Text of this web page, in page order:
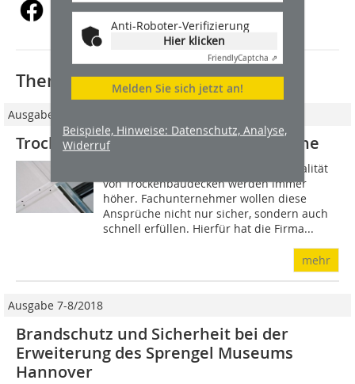
Anti-Roboter-Verifizierung
Hier klicken
FriendlyCaptcha ⇗
Melden Sie sich jetzt an!
Beispiele, Hinweise: Datenschutz, Analyse,
Widerruf
Thematisch passende Artikel:
Ausgabe 09/2010
Trockenbaudecken für hohe Ansprüche
Die Ansprüche an die Oberflächenqualität
von Trockenbaudecken werden immer
höher. Fachunternehmer wollen diese
Ansprüche nicht nur sicher, sondern auch
schnell erfüllen. Hierfür hat die Firma...
mehr
Ausgabe 7-8/2018
Brandschutz und Sicherheit bei der
Erweiterung des Sprengel Museums
Hannover